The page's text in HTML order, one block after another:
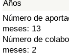
Años
Número de
meses: 13
Número de
meses: 2
Índice de
Índice de